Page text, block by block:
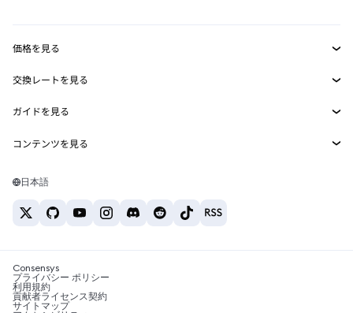
MetaMask Connect
Snaps
Web3サービス
セキュリティ
サポート
キャリア
お問い合わせ
価格を見る
イーサリアムの価格
Solanaの価格
Tetherの価格
交換レートを見る
ETH→USD
USDT→INR
BTC→INR
ETH→USDT
ガイドを見る
ETHの購入
USDTの購入
SHIBの購入
BNBの購入
コンテンツを見る
Solanaウォレット
税制関連ニュース
暗号資産の購入方法は？
日本語
Consensys
プライバシー ポリシー
利用規約
貢献者ライセンス契約
サイトマップ